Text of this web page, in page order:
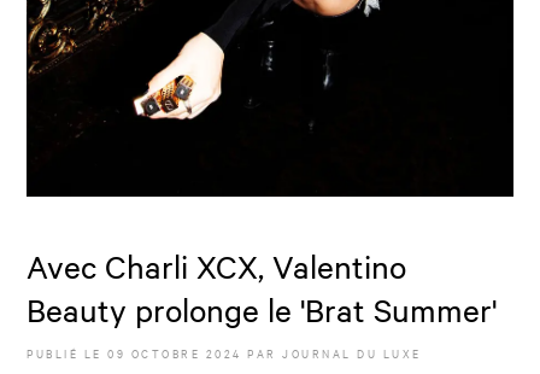
Avec Charli XCX, Valentino
Beauty prolonge le 'Brat Summer'
PUBLIÉ LE09 OCTOBRE 2024 PAR JOURNAL DU LUXE